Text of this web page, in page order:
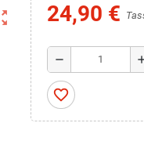
24,90 €
remove
favorite_border